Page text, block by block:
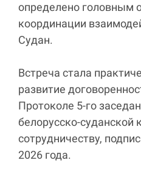
определено головным
координации
Судан.
Встреча стала
развитие
Протоколе 5-го
белорусско-суданской
сотрудничеству,
2026 года.